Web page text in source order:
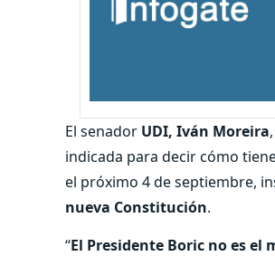
El senador UDI, Iván Moreira
indicada para decir cómo
el próximo 4 de septiembre,
nueva Constitución.
“El Presidente Boric no es el